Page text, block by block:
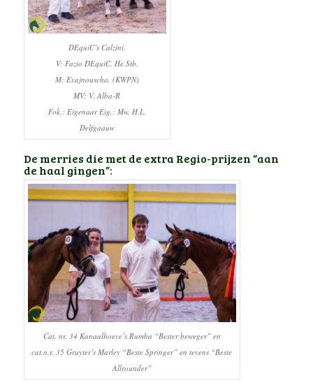
DEquiC’s Calzini,
V: Fazio DEquiC, He.Stb.
M: Evajnouscha, (KWPN)
MV: V. Alba-R
Fok.: Eigenaar Eig.: Mw. H.L.
Delfgaauw
De merries die met de extra Regio-prijzen “aan
de haal gingen”:
Cat. nr. 34 Kanaalhoeve’s Rumba “Bester beweger” en
cat.n.r. 35 Gruyter’s Marley “Beste Springer” en tevens “Beste
Allrounder”